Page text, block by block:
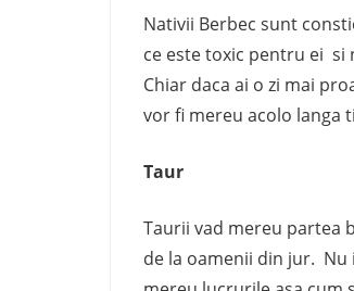
Nativii Berbec sunt
ce este toxic pentru ei si
Chiar daca ai o zi mai
vor fi mereu acolo langa
Taur
Taurii vad mereu partea
de la oamenii din jur. Nu